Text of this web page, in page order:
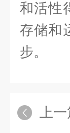
和活性
存储和
步。
上